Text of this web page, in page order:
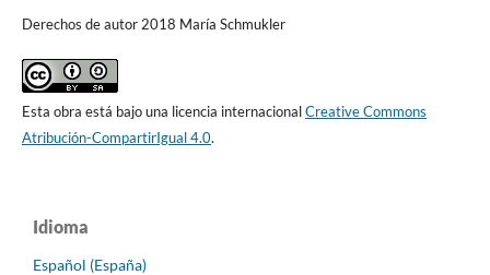
Derechos de autor 2018 María Schmukler
Esta obra está bajo una licencia internacionalCreative Commons
Atribución-CompartirIgual 4.0.
Idioma
Español (España)